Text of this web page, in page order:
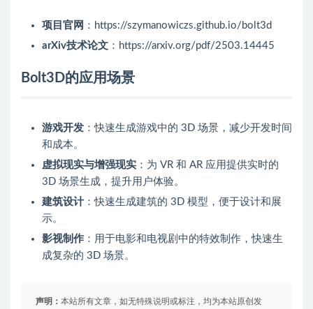
项目官网 ：https://szymanowiczs.github.io/bolt3d
arXiv技术论文 ：https://arxiv.org/pdf/2503.14445
Bolt3D的应用场景
游戏开发 ：快速生成游戏中的 3D 场景，减少开发时间
和成本。
虚拟现实与增强现实 ：为 VR 和 AR 应用提供实时的
3D 场景生成，提升用户体验。
建筑设计：快速生成建筑的 3D 模型，便于设计和展
示。
影视制作 ：用于电影和电视剧中的特效制作，快速生
成复杂的 3D 场景。
声明： 本站所有文章，如无特殊说明或标注，均为本站原创发